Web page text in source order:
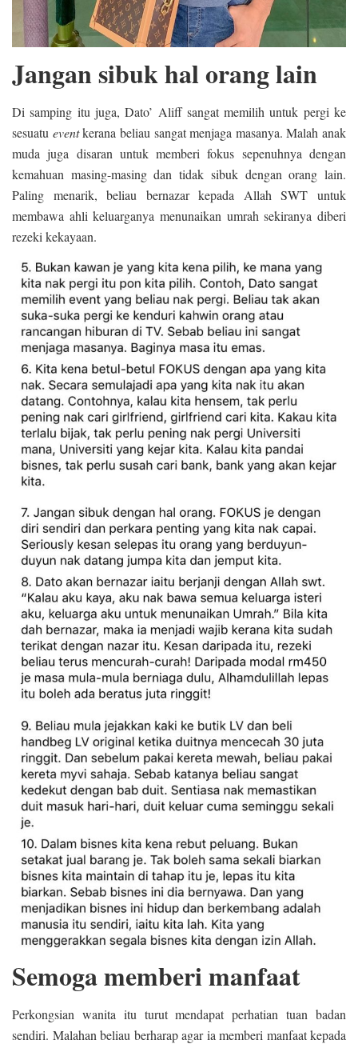
Jangan sibuk hal orang lain
Di samping itu juga, Dato’ Aliff sangat memilih untuk pergi ke
sesuatu eventkerana beliau sangat menjaga masanya. Malah anak
muda juga disaran untuk memberi fokus sepenuhnya dengan
kemahuan masing-masing dan tidak sibuk dengan orang lain.
Paling menarik, beliau bernazar kepada Allah SWT untuk
membawa ahli keluarganya menunaikan umrah sekiranya diberi
rezeki kekayaan.
Semoga memberi manfaat
Perkongsian wanita itu turut mendapat perhatian tuan badan
sendiri. Malahan beliau berharap agar ia memberi manfaat kepada